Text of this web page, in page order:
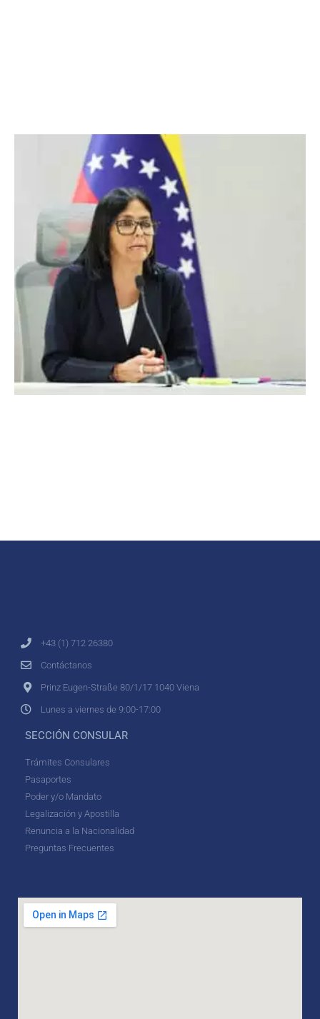
+43 (1) 712 26380
Contáctanos
Prinz Eugen-Straße 80/1/17 1040 Viena
Lunes a viernes de 9:00-17:00
SECCIÓN CONSULAR
Trámites Consulares
Pasaportes
Poder y/o Mandato
Legalización y Apostilla
Renuncia a la Nacionalidad
Preguntas Frecuentes